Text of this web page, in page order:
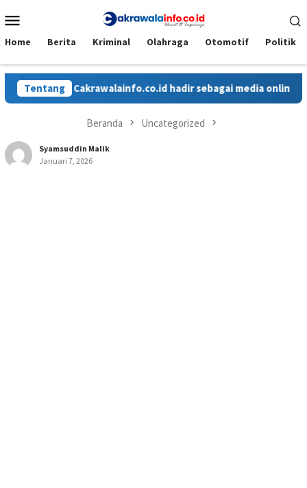
ke
Mobile
Home Berita Kriminal Olahraga Otomotif Politik
TentangCakrawalainfo.co.id hadir sebagai media online yang
Beranda Uncategorized
Syamsuddin Malik
Januari 7, 2026